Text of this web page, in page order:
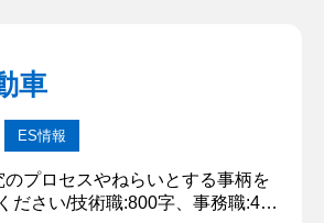
車
ES情報
プロセスやねらいとする事柄を
ださい/技術職:800字、事務職:400